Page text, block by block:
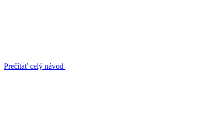
Prečítať celý návod